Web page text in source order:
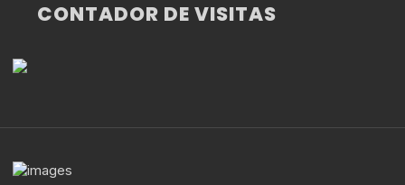
CONTADOR DE VISITAS